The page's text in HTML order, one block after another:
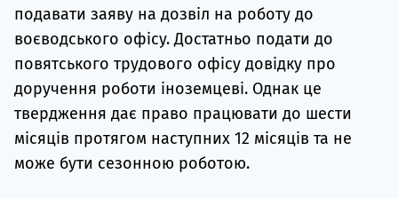
подавати заяву на дозвіл на роботу до
воєводського офісу. Достатньо подати до
повятського трудового офісу довідку про
доручення роботи іноземцеві. Однак це
твердження дає право працювати до шести
місяців протягом наступних 12 місяців та не
може бути сезонною роботою.